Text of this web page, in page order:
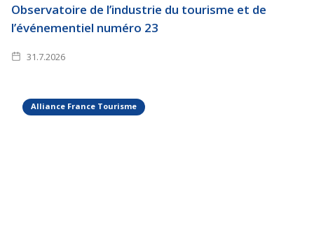
Observatoire de l’industrie du tourisme et de
l’événementiel numéro 23
31.7.2026
Alliance France Tourisme